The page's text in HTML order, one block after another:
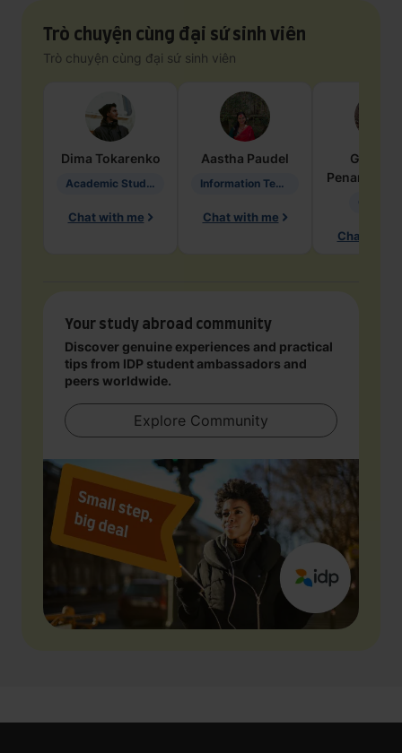
Trò chuyện cùng đại sứ sinh viên
Trò chuyện cùng đại sứ sinh viên
Dima Tokarenko
Academic Studies in Education
Chat with me
Aastha Paudel
Information Technology
Chat with me
Penarete
Chat with
Your study abroad community
Discover genuine experiences and practical
tips from IDP student ambassadors and
peers worldwide.
Explore Community